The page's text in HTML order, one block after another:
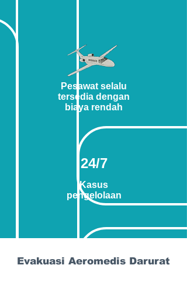
Pesawat selalu
tersedia dengan
biaya rendah
24/7
Kasus
pengelolaan
Evakuasi Aeromedis Darurat